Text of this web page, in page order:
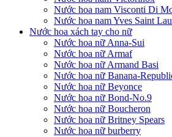
Nước hoa nam Visconti Di
Nước hoa nam Yves Saint
Nước hoa xách tay cho nữ
Nước hoa nữ Anna-Sui
Nước hoa nữ Armaf
Nước hoa nữ Armand Basi
Nước hoa nữ Banana-
Nước hoa nữ Beyonce
Nước hoa nữ Bond-No.9
Nước hoa nữ Boucheron
Nước hoa nữ Britney Spears
Nước hoa nữ burberry